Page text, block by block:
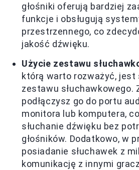
głośniki oferują bardziej
funkcje i obsługują
przestrzennego, co
jakość dźwięku.
Użycie zestawu
którą warto rozważyć, jest
zestawu słuchawkowego.
podłączysz go do portu
monitora lub komputera,
słuchanie dźwięku bez
głośników. Dodatkowo, w
posiadanie słuchawek z
komunikację z innymi